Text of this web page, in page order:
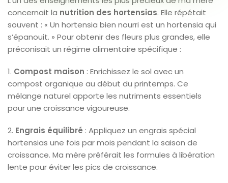
concernait la nutrition des hortensias. Elle répétait
souvent : « Un hortensia bien nourri est un hortensia qui
s’épanouit. » Pour obtenir des fleurs plus grandes, elle
préconisait un régime alimentaire spécifique :
1. Compost maison : Enrichissez le sol avec un
compost organique au début du printemps. Ce
mélange naturel apporte les nutriments essentiels
pour une croissance vigoureuse.
2. Engrais équilibré : Appliquez un engrais spécial
hortensias une fois par mois pendant la saison de
croissance. Ma mère préférait les formules à libération
lente pour éviter les pics de croissance.